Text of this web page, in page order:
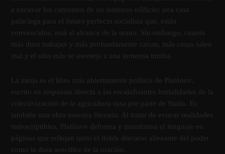
a excavar los cimientos de un inmenso edificio: una casa
palaciega para el futuro perfecto socialista que, están
convencidos, está al alcance de la mano. Sin embargo, cuanto
más duro trabajan y más profundamente cavan, más cosas salen
mal y el sitio más se asemeja a una inmensa tumba.
La zanja es el libro más abiertamente polí­tico de Platónov,
escrito en respuesta directa a las escalofriantes brutalidades de la
colectivización de la agricultura rusa por parte de Stalin. Es
también una obra maestra literaria. Al tratar de evocar realidades
indescriptibles, Platónov deforma y transforma el lenguaje en
páginas que reflejan tanto el doble discurso alienante del poder
como la dura sencillez de la oración.